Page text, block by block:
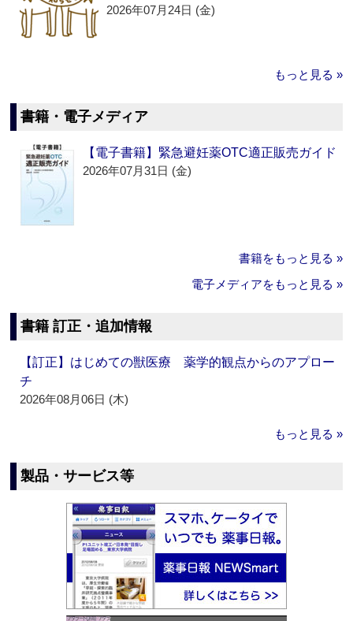
2026年07月24日 (金)
もっと見る »
書籍・電子メディア
【電子書籍】緊急避妊薬OTC適正販売ガイド
2026年07月31日 (金)
書籍をもっと見る »
電子メディアをもっと見る »
書籍 訂正・追加情報
【訂正】はじめての獣医療 薬学的観点からのアプロー
チ
2026年08月06日 (木)
もっと見る »
製品・サービス等